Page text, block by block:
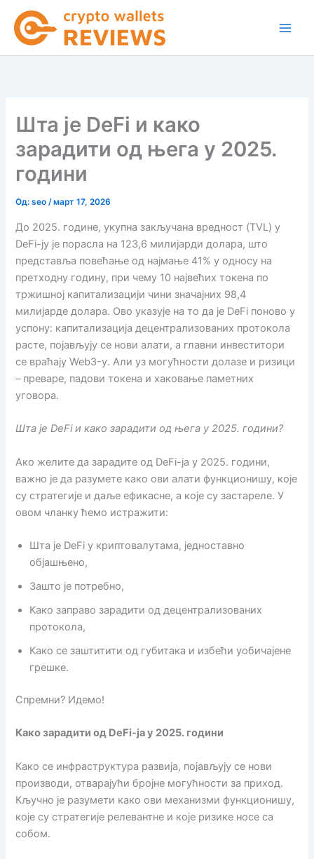
Пређи
садржај
Шта је DeFi и како
зарадити од њега у 2025.
години
Од: seo/март 17, 2026
До 2025. године, укупна закључана вредност (TVL) у
DeFi-ју је порасла на 123,6 милијарди долара, што
представља повећање од најмање 41% у односу на
претходну годину, при чему 10 највећих токена по
тржишној капитализацији чини значајних 98,4
милијарде долара. Ово указује на то да је DeFi поново у
успону: капитализација децентрализованих протокола
расте, појављују се нови алати, а главни инвеститори
се враћају Web3-у. Али уз могућности долазе и ризици
– преваре, падови токена и хаковање паметних
уговора.
Шта је DeFi и како зарадити од њега у 2025. години?
Ако желите да зарадите од DeFi-ја у 2025. години,
важно је да разумете како ови алати функционишу, које
су стратегије и даље ефикасне, а које су застареле. У
овом чланку ћемо истражити:
Шта је DeFi у криптовалутама, једноставно
објашњено,
Зашто је потребно,
Како заправо зарадити од децентрализованих
протокола,
Како се заштитити од губитака и избећи уобичајене
грешке.
Спремни? Идемо!
Како зарадити од DeFi-ја у 2025. години
Како се инфраструктура развија, појављују се нови
производи, отварајући бројне могућности за приход.
Кључно је разумети како ови механизми функционишу,
које су стратегије релевантне и које ризике носе са
собом.